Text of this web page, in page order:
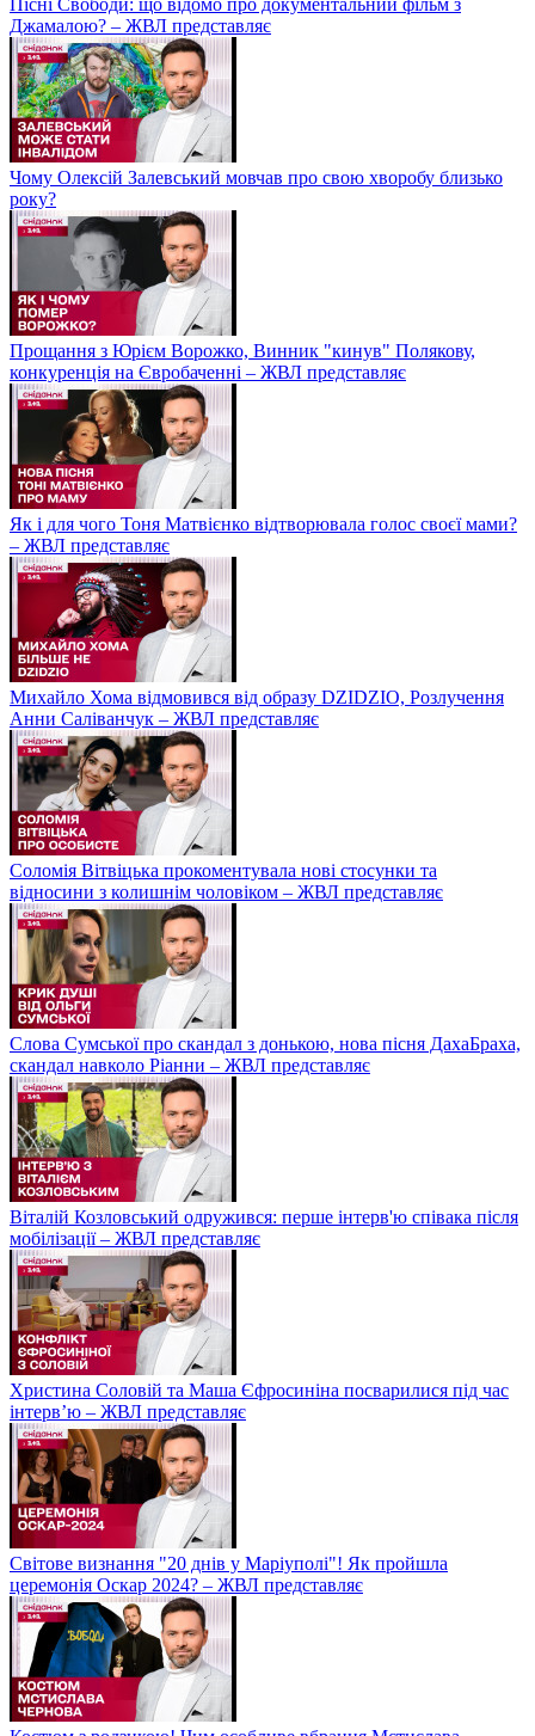
Джамалою? – ЖВЛ представляє
Чому Олексій Залевський мовчав про свою хворобу близько
року?
Прощання з Юрієм Ворожко, Винник "кинув" Полякову,
конкуренція на Євробаченні – ЖВЛ представляє
Як і для чого Тоня Матвієнко відтворювала голос своєї мами?
– ЖВЛ представляє
Михайло Хома відмовився від образу DZIDZIO, Розлучення
Анни Саліванчук – ЖВЛ представляє
Соломія Вітвіцька прокоментувала нові стосунки та
відносини з колишнім чоловіком – ЖВЛ представляє
Слова Сумської про скандал з донькою, нова пісня ДахаБраха,
скандал навколо Ріанни – ЖВЛ представляє
Віталій Козловський одружився: перше інтерв'ю співака після
мобілізації – ЖВЛ представляє
Христина Соловій та Маша Єфросиніна посварилися під час
інтерв’ю – ЖВЛ представляє
Світове визнання "20 днів у Маріуполі"! Як пройшла
церемонія Оскар 2024? – ЖВЛ представляє